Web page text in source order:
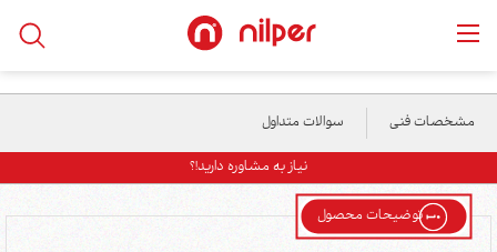
خانه/ میز و فایلینگ /میز کنفرانسی نیلپر مدل NODC113
مشخصات فنی سوالات متداول
نیاز به مشاوره دارید!؟
توضیحات محصول